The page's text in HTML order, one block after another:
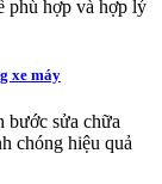
phù hợp và hợp lý
xe máy
bước sửa chữa
chóng hiệu quả